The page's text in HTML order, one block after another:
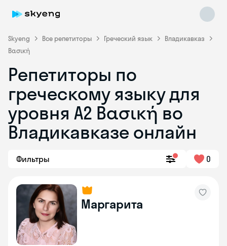
Skyeng Все репетиторы Греческий язык
Владикавказ
Βασική
Репетиторы по
греческому языку для
уровня Α2 Βασική во
Владикавказе онлайн
Фильтры 0
Маргарита
Skyeng Chat
online